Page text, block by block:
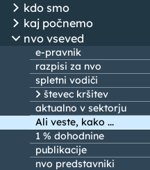
kdo smo
kaj počnemo
nvo vseved
e-pravnik
razpisi za nvo
spletni vodiči
števec kršitev
aktualno v sektorju
Ali veste, kako ...
1 % dohodnine
publikacije
nvo predstavniki